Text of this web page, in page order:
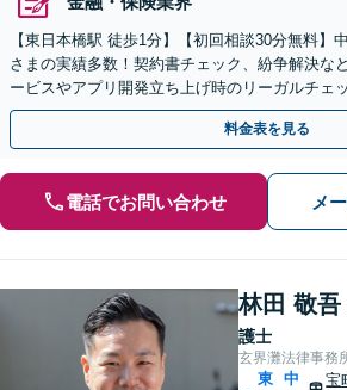
【東日本橋駅 徒歩1分】【初回相談30分無料】
さまの実績多数！契約書チェック、紛争解決な
ービスやアプリ開発立ち上げ時のリーガルチェ
などに強い【Zoom・LINE相談可】
料金表を見る
電話でお問い合わせ メ
林田 敬吾
護士
玄界灘法律事務
東
中
宝